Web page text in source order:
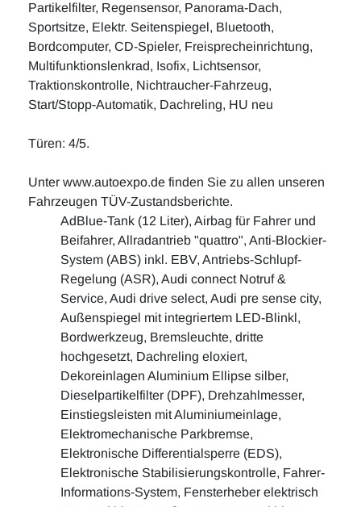
Partikelfilter, Regensensor, Panorama-Dach,
Sportsitze, Elektr. Seitenspiegel, Bluetooth,
Bordcomputer, CD-Spieler, Freisprecheinrichtung,
Multifunktionslenkrad, Isofix, Lichtsensor,
Traktionskontrolle, Nichtraucher-Fahrzeug,
Start/Stopp-Automatik, Dachreling, HU neu
Türen: 4/5.
Unter www.autoexpo.de finden Sie zu allen unseren
Fahrzeugen TÜV-Zustandsberichte.
AdBlue-Tank (12 Liter), Airbag für Fahrer und
Beifahrer, Allradantrieb "quattro", Anti-Blockier-
System (ABS) inkl. EBV, Antriebs-Schlupf-
Regelung (ASR), Audi connect Notruf &
Service, Audi drive select, Audi pre sense city,
Außenspiegel mit integriertem LED-Blinkl,
Bordwerkzeug, Bremsleuchte, dritte
hochgesetzt, Dachreling eloxiert,
Dekoreinlagen Aluminium Ellipse silber,
Dieselpartikelfilter (DPF), Drehzahlmesser,
Einstiegsleisten mit Aluminiumeinlage,
Elektromechanische Parkbremse,
Elektronische Differentialsperre (EDS),
Elektronische Stabilisierungskontrolle, Fahrer-
Informations-System, Fensterheber elektrisch